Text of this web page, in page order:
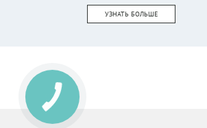
УЗНАТЬ БОЛЬШЕ